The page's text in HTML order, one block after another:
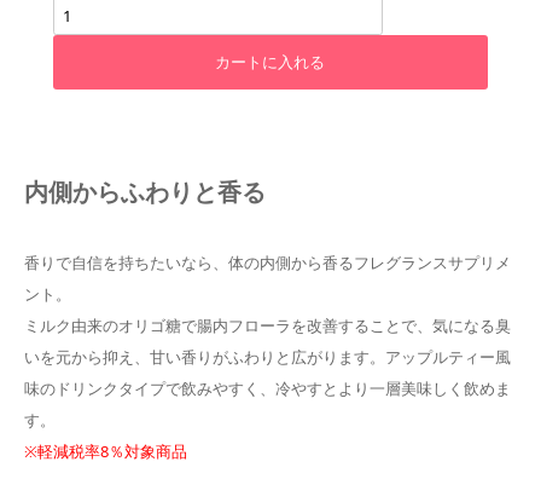
内側からふわりと香る
香りで自信を持ちたいなら、体の内側から香るフレグランスサプリメ
ント。
ミルク由来のオリゴ糖で腸内フローラを改善することで、気になる臭
いを元から抑え、甘い香りがふわりと広がります。アップルティー風
味のドリンクタイプで飲みやすく、冷やすとより一層美味しく飲めま
す。
※軽減税率8％対象商品